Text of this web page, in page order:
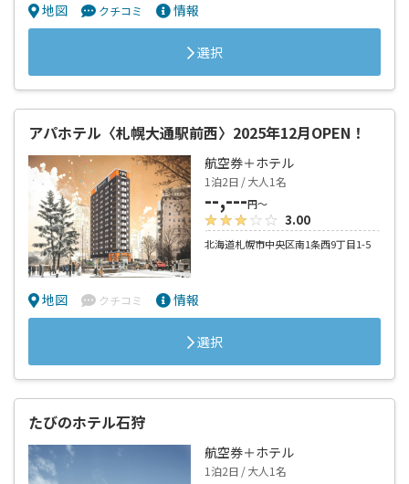
地図 クチコミ 情報
選択
アパホテル〈札幌大通駅前西〉2025年12月OPEN！
航空券＋ホテル
1泊2日 / 大人1名
--,---円～
3.00
北海道札幌市中央区南1条西9丁目1-5
地図 クチコミ 情報
選択
たびのホテル石狩
航空券＋ホテル
1泊2日 / 大人1名